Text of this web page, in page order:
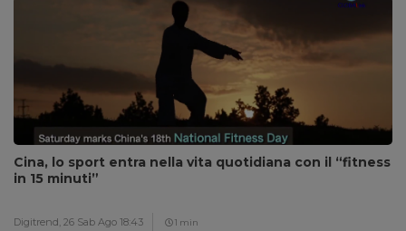
Cina, lo sport entra nella vita quotidiana con il “fitness
in 15 minuti”
Digitrend, 26 Sab Ago 18:43 1 min